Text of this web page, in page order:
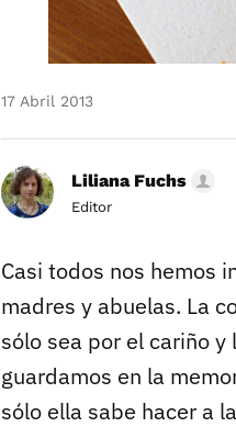
17 Abril 2013
Liliana Fuchs
Editor
Casi todos nos hemos
madres y abuelas. La
sólo sea por el cariño
guardamos en la
sólo ella sabe hacer a